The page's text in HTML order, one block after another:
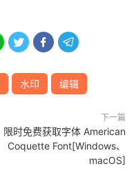
  
水印 编辑
下一篇
限时免费获取字体 American
Coquette Font[Windows、
macOS]